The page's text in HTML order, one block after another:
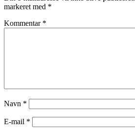
markeret med *
Kommentar *
Navn *
E-mail *